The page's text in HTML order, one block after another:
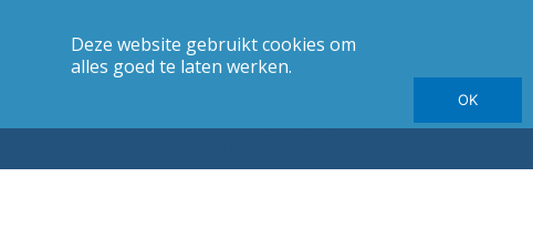
Carrosserie Jaargang Elektrische autotesten
Autotesten
Deze website gebruikt cookies om
alles goed te laten werken.
OK